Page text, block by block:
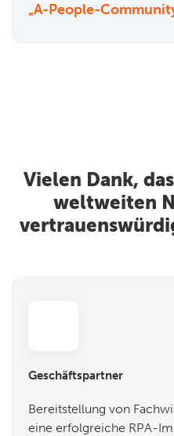
„A-People-
Vielen Dank,
weltweiten
Geschäftspartner
Bereitstellung von
eine erfolgreiche RPA-